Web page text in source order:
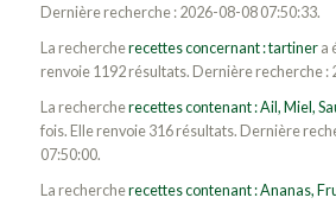
Dernière recherche : 2026-08-08 07:50:33.
La rechercherecettes concernant : tartinera
renvoie 1192 résultats. Dernière recherche :
La rechercherecettes contenant : Ail, Miel,
fois. Elle renvoie 316 résultats. Dernière
07:50:00.
La rechercherecettes contenant : Ananas,